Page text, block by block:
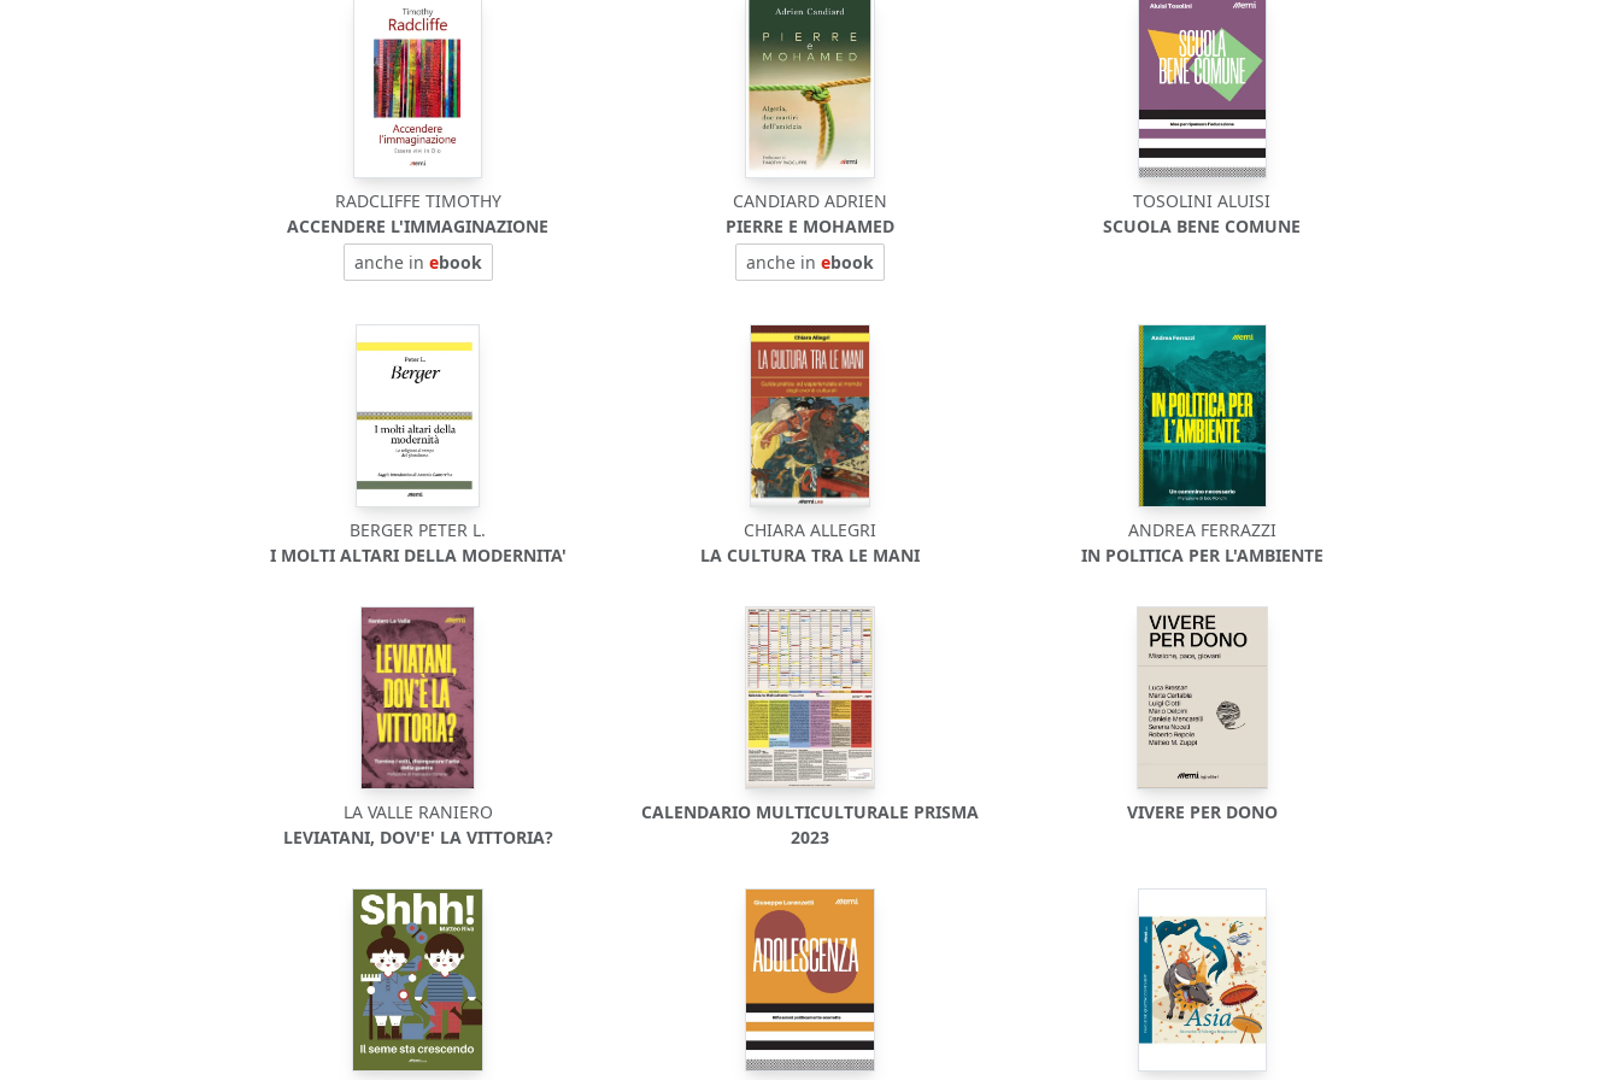
RADCLIFFE TIMOTHY
ACCENDERE L'IMMAGINAZIONE
anche in ebook
CANDIARD ADRIEN
PIERRE E MOHAMED
anche in ebook
TOSOLINI ALUISI
SCUOLA BENE COMUNE
BERGER PETER L.
I MOLTI ALTARI DELLA MODERNITA'
CHIARA ALLEGRI
LA CULTURA TRA LE MANI
ANDREA FERRAZZI
IN POLITICA PER L'AMBIENTE
LA VALLE RANIERO
LEVIATANI, DOV'E' LA VITTORIA?
CALENDARIO MULTICULTURALE PRISMA
2023
VIVERE PER DONO